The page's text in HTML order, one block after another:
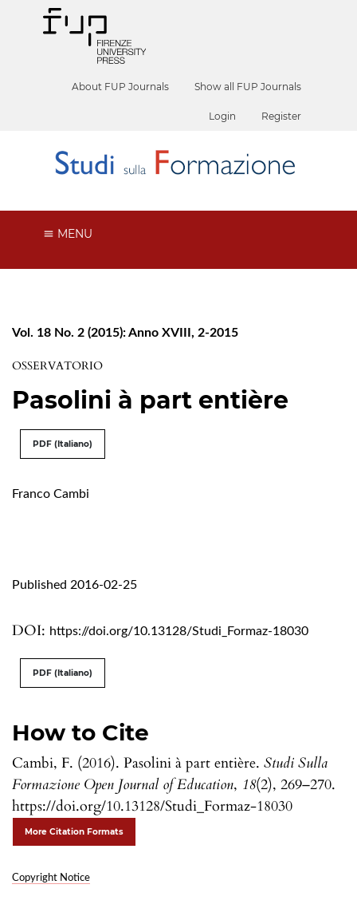
About FUP Journals Show all FUP Journals
Login Register
MENU
Vol. 18 No. 2 (2015): Anno XVIII, 2-2015
OSSERVATORIO
Pasolini à part entière
PDF (Italiano)
Franco Cambi
DOI: https://doi.org/10.13128/Studi_Formaz-18030
Published 2016-02-25
How to Cite
Cambi, F. (2016). Pasolini à part entière. Studi Sulla
Formazione Open Journal of Education, 18(2), 269–270.
https://doi.org/10.13128/Studi_Formaz-18030
More Citation Formats
Copyright Notice
PDF (Italiano)